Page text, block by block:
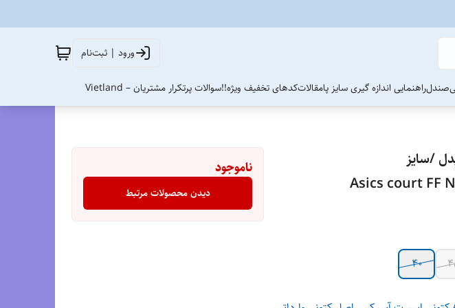
ورود | ثبت‌نام
صندلراهنمایی اندازه گیری سایز پامقالاتکدهای تخفیف ویژه!!سوالات پرتکرار مشتریان – Vietland
/سایز
40
ناموجود
دیدن محصولات مرتبط